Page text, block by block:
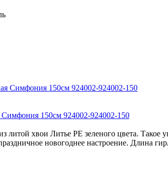
Симфония 150см 924002-924002-150
литой хвои Литье РЕ зеленого цвета.
новогоднее настроение. Длина